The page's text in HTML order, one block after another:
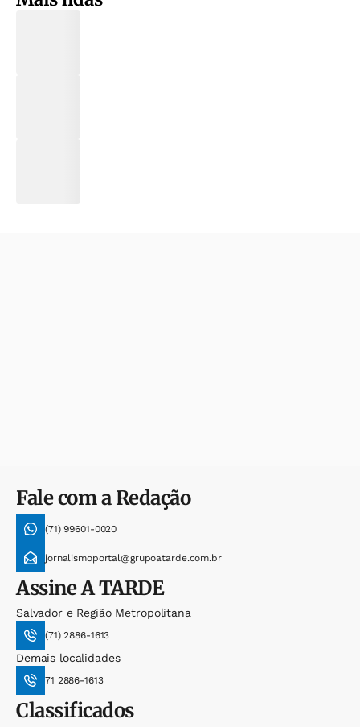
Fale com a Redação
(71) 99601-0020
jornalismoportal@grupoatarde.com.br
AssineA TARDE
Salvador e Região Metropolitana
(71) 2886-1613
Demais localidades
71 2886-1613
Classificados